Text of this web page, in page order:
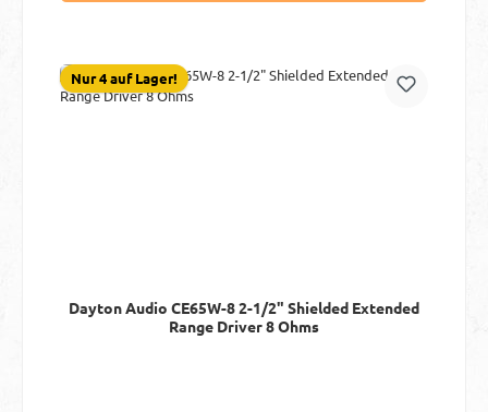
Nur 4 auf Lager!
Dayton Audio CE65W-8 2-1/2" Shielded Extended
Range Driver 8 Ohms